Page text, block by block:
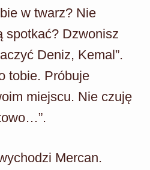
w twarz? Nie
spotkać? Dzwonisz
Deniz, Kemal”.
tobie. Próbuje
miejscu. Nie czuję
Mercan.